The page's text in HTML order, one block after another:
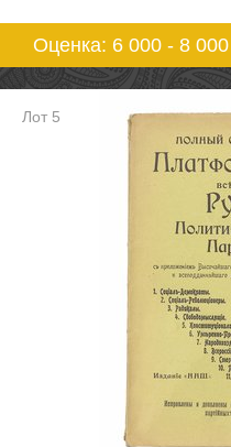
Оценка: 6 000 - 8 000
Лот 5